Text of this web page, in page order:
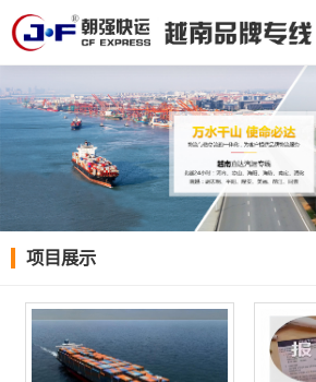
项目展示